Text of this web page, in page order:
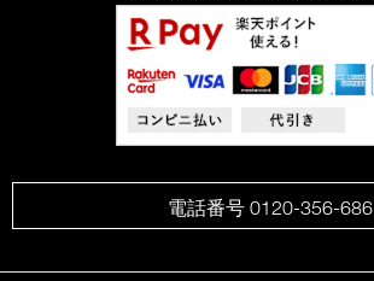
電話番号 0120-356-686